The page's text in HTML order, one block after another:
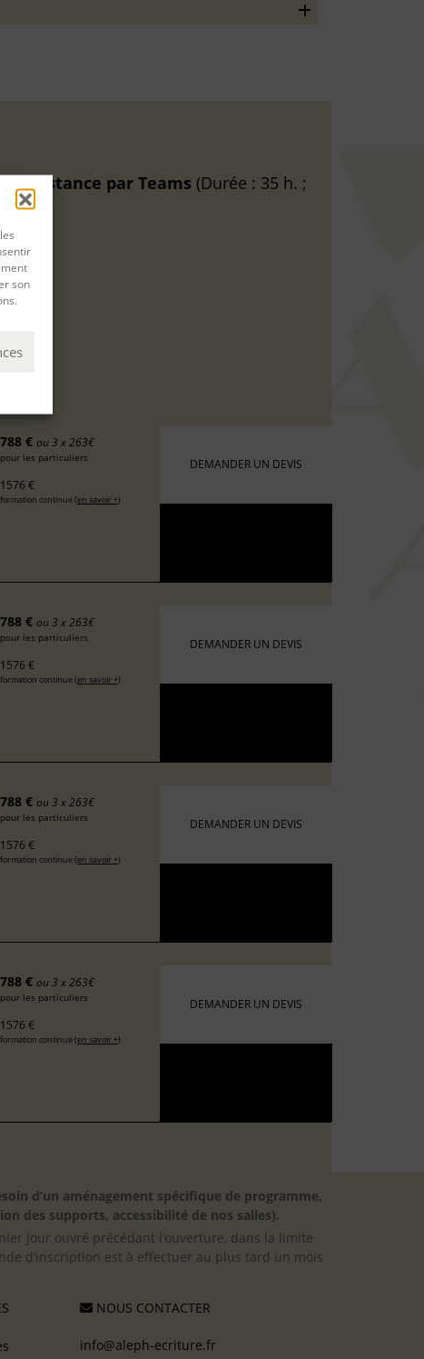
son
A distance par Teams (Durée : 35 h. ;
788 € ou 3 x 263€
pour les particuliers
1576 €
formation continue (en savoir +)
DEMANDER UN DEVIS
788 € ou 3 x 263€
pour les particuliers
1576 €
formation continue (en savoir +)
DEMANDER UN DEVIS
788 € ou 3 x 263€
pour les particuliers
1576 €
formation continue (en savoir +)
DEMANDER UN DEVIS
788 € ou 3 x 263€
pour les particuliers
1576 €
formation continue (en savoir +)
DEMANDER UN DEVIS
d’un aménagement spécifique de programme,
des supports, accessibilité de nos salles).
jour ouvré précédant l’ouverture, dans la limite
d’inscription est à effectuer au plus tard un mois
NOUS CONTACTER
info@aleph-ecriture.fr